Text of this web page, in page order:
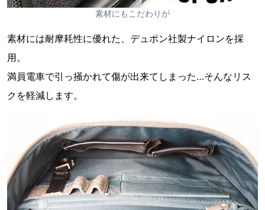
素材にもこだわりが
素材には耐摩耗性に優れた、デュポン社製ナイロンを採
用。
満員電車で引っ掻かれて傷が出来てしまった…そんなリス
クを軽減します。